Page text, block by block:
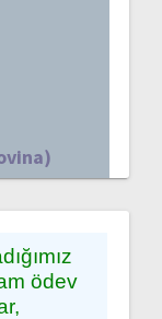
ödev